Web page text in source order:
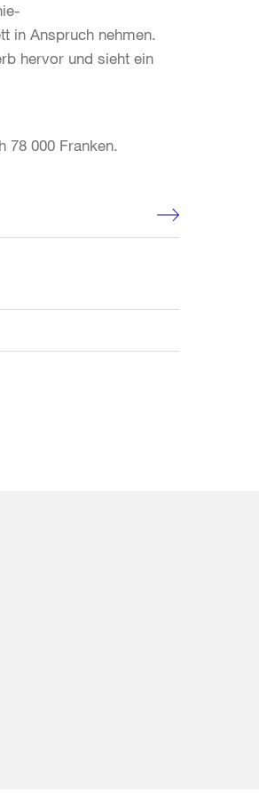
in Anspruch nehmen.
hervor und sieht ein
78 000 Franken.